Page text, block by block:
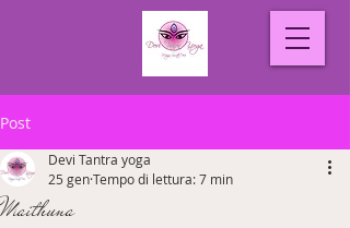
Post
Maithuna
Devi Tantra yoga
25 genTempo di lettura: 7 min